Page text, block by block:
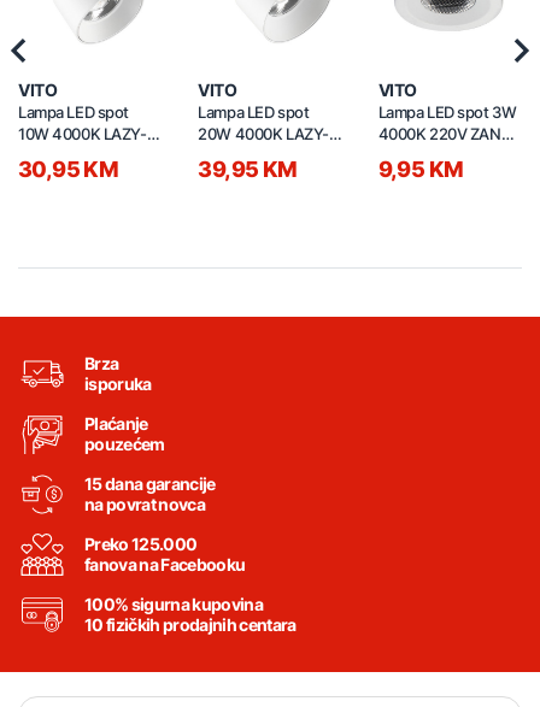
VITO
Lampa LED spot
10W 4000K LAZY-
30,95 KM
VITO
Lampa LED spot
20W 4000K LAZY-
39,95 KM
VITO
Lampa LED spot 3W
4000K 220V ZANZI-
9,95 KM
Brza
isporuka
Plaćanje
pouzećem
15 dana garancije
na povrat novca
Preko 125.000
fanova na Facebooku
100% sigurna kupovina
10 fizičkih prodajnih centara